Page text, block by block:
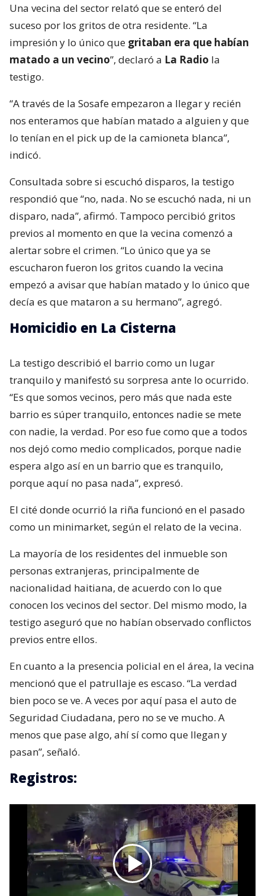
Una vecina del sector relató que se enteró del
suceso por los gritos de otra residente. “La
impresión y lo único que gritaban era que habían
matado a un vecino”, declaró a La Radio la
testigo.
“A través de la Sosafe empezaron a llegar y recién
nos enteramos que habían matado a alguien y que
lo tenían en el pick up de la camioneta blanca”,
indicó.
Consultada sobre si escuchó disparos, la testigo
respondió que “no, nada. No se escuchó nada, ni un
disparo, nada”, afirmó. Tampoco percibió gritos
previos al momento en que la vecina comenzó a
alertar sobre el crimen. “Lo único que ya se
escucharon fueron los gritos cuando la vecina
empezó a avisar que habían matado y lo único que
decía es que mataron a su hermano”, agregó.
Homicidio en La Cisterna
La testigo describió el barrio como un lugar
tranquilo y manifestó su sorpresa ante lo ocurrido.
“Es que somos vecinos, pero más que nada este
barrio es súper tranquilo, entonces nadie se mete
con nadie, la verdad. Por eso fue como que a todos
nos dejó como medio complicados, porque nadie
espera algo así en un barrio que es tranquilo,
porque aquí no pasa nada”, expresó.
El cité donde ocurrió la riña funcionó en el pasado
como un minimarket, según el relato de la vecina.
La mayoría de los residentes del inmueble son
personas extranjeras, principalmente de
nacionalidad haitiana, de acuerdo con lo que
conocen los vecinos del sector. Del mismo modo, la
testigo aseguró que no habían observado conflictos
previos entre ellos.
En cuanto a la presencia policial en el área, la vecina
mencionó que el patrullaje es escaso. “La verdad
bien poco se ve. A veces por aquí pasa el auto de
Seguridad Ciudadana, pero no se ve mucho. A
menos que pase algo, ahí sí como que llegan y
pasan”, señaló.
Registros: